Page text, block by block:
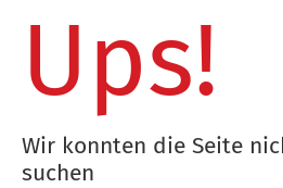
Ups!
Wir konnten die Seite
suchen